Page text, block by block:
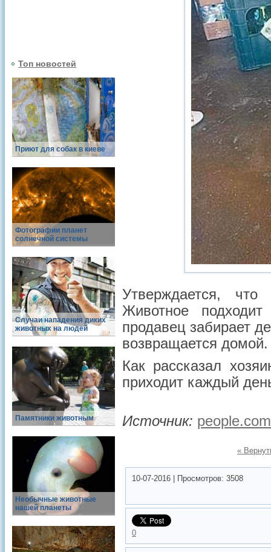
Топ новостей
Приют для собак в киеве
Фотографии планет
солнечной системы
Случаи нападения диких
животных на людей
Памятники животным
Необычные животные
нашей планеты
Утверждается,
Животное
продавец забирает
возвращается домой.
Как рассказал
приходит каждый
Источник:
«
10-07-2016 Просмотров: 3508
0